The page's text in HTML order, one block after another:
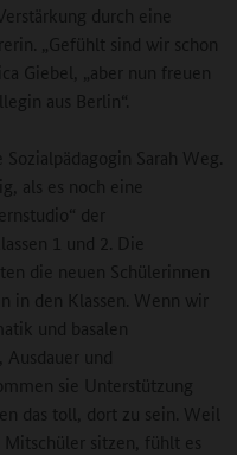
durch eine
„Gefühlt sind wir schon
Giebel, „aber nun freuen
aus Berlin“.
Sarah Weg.
als es noch eine
der
1 und 2. Die
die neuen Schülerinnen
in den Klassen. Wenn wir
und basalen
und
sie Unterstützung
das toll, dort zu sein. Weil
sitzen, fühlt es